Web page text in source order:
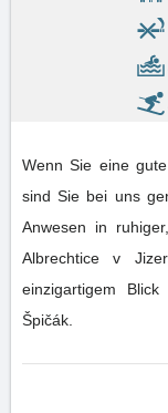
Wenn Sie eine
sind Sie bei uns
Anwesen in
Albrechtice v
einzigartigem
Špičák.